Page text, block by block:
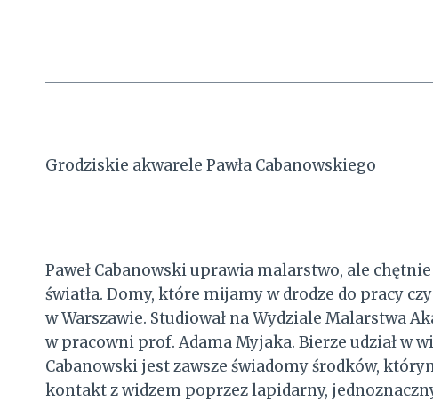
Grodziskie akwarele Pawła Cabanowskiego
Paweł Cabanowski uprawia malarstwo, ale
światła. Domy, które mijamy w drodze do pracy
w Warszawie. Studiował na Wydziale Malarstwa
w pracowni prof. Adama Myjaka. Bierze udział w
Cabanowski jest zawsze świadomy środków,
kontakt z widzem poprzez lapidarny,